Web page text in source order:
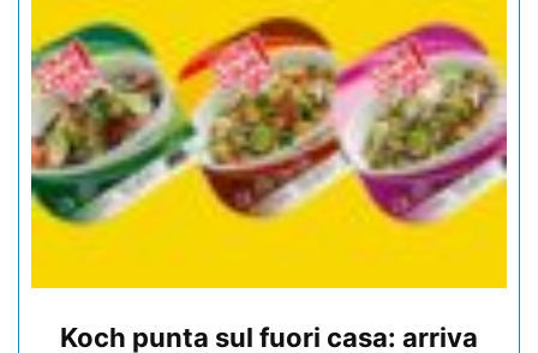
Koch punta sul fuori casa: arriva